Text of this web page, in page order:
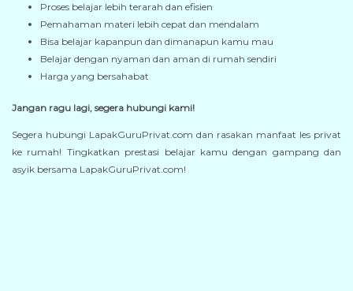
Proses belajar lebih terarah dan efisien
Pemahaman materi lebih cepat dan mendalam
Bisa belajar kapanpun dan dimanapun kamu mau
Belajar dengan nyaman dan aman di rumah sendiri
Harga yang bersahabat
Jangan ragu lagi, segera hubungi kami!
Segera hubungi LapakGuruPrivat.com dan rasakan manfaat les privat
ke rumah! Tingkatkan prestasi belajar kamu dengan gampang dan
asyik bersama LapakGuruPrivat.com!